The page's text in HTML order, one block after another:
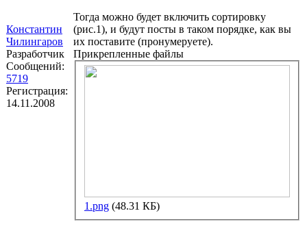
Константин
Чилингаров
Разработчик
Сообщений:
5719
Регистрация:
14.11.2008
Тогда можно будет включить сортировку
(рис.1), и будут посты в таком порядке, как вы
их поставите (пронумеруете).
Прикрепленные файлы
1.png (48.31 КБ)